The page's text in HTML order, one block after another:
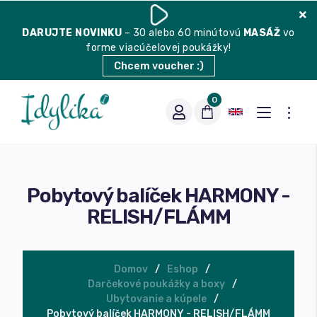
DARUJTE NOVINKU – 30 alebo 60 minútovú MASÁŽ vo
forme viacúčelovej poukážky!
Chcem voucher :)
Vhodná na espresso
Vhodná na filter
Balené čaje
0
Pobytový balíček HARMONY -
RELISH/FLÁMM
Domov
Eshop
Darčekové poukážky a boxy
Ubytovanie a kúpele
Pobytový balíček HARMONY - RELISH/FLÁMM